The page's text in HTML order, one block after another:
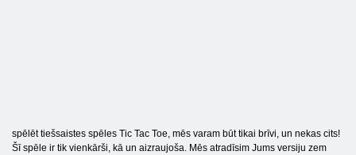
spēlēt tiešsaistes spēles Tic Tac Toe, mēs varam būt tikai brīvi, un nekas cits!
Šī spēle ir tik vienkārši, kā un aizraujoša. Mēs atradīsim Jums versiju zem